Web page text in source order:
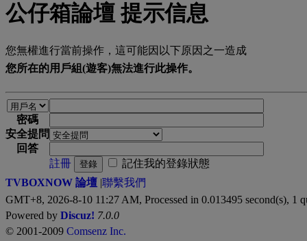
公仔箱論壇 提示信息
您無權進行當前操作，這可能因以下原因之一造成
您所在的用戶組(遊客)無法進行此操作。
密碼
安全提問
回答
註冊
登錄
記住我的登錄狀態
TVBOXNOW 論壇 |聯繫我們
GMT+8, 2026-8-10 11:27 AM, Processed in 0.013495 second(s), 1
Powered by Discuz! 7.0.0
© 2001-2009 Comsenz Inc.